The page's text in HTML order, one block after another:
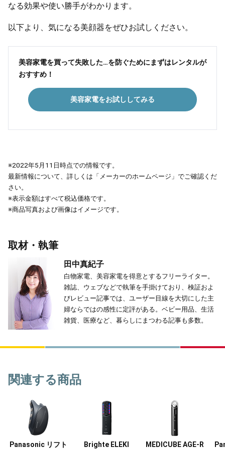
なる効果や使い勝手がわかります。
以下より、気になる美顔器をぜひお試しください。
美容家電を買って失敗した…を防ぐためにまずはレンタルが
おすすめ！
美容家電をお試ししてみる
※2022年5月11日時点での情報です。
最新情報について、詳しくは「メーカーのホームページ」でご確認くだ
さい。
※表示金額はすべて税込価格です。
※商品写真および画像はイメージです。
取材・執筆
田中真紀子
白物家電、美容家電を得意とするフリーライター。
雑誌、ウェブなどで執筆を手掛けており、検証およ
びレビュー記事では、ユーザー目線を大切にした主
婦ならではの感性に定評がある。ベビー用品、生活
雑貨、医療など、暮らしにまつわる記事も多数。
関連する商品
Panasonic リフト
Brighte ELEKI
MEDICUBE AGE-R